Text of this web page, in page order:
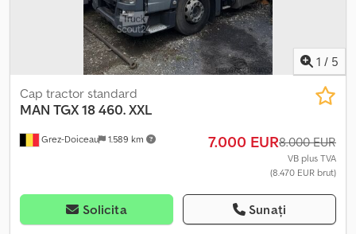
1 / 5
Grez-Doiceau 1.589 km
Cap tractor standard
MAN TGX 18 460. XXL
7.000 EUR8.000 EUR
VB plus TVA
(8.470 EUR brut)
Solicita Sunați